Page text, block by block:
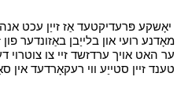
יאָשקע פּרעדיקטעד אַז זייַן עכט
מאָדנע רועי און בלייַבן באַזונדער
ער האט אויך ערדזשד זיי צו צוטרוי
טענד זיין סטייַע ווי רעקאָרדעד אין סאַם